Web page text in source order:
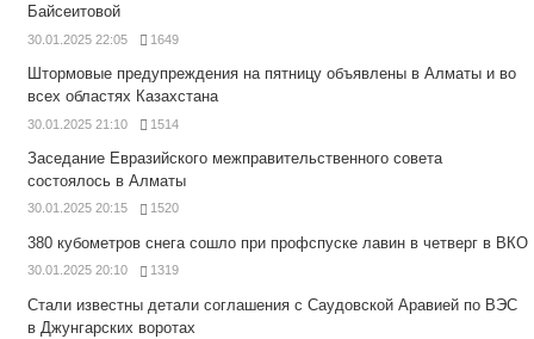
Байсеитовой
30.01.2025 22:05 1649
Штормовые предупреждения на пятницу объявлены в Алматы и во
всех областях Казахстана
30.01.2025 21:10 1514
Заседание Евразийского межправительственного совета
состоялось в Алматы
30.01.2025 20:15 1520
380 кубометров снега сошло при профспуске лавин в четверг в ВКО
30.01.2025 20:10 1319
Стали известны детали соглашения с Саудовской Аравией по ВЭС
в Джунгарских воротах